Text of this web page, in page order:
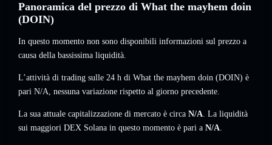
Panoramica del prezzo di What the mayhem doin
(DOIN)
In questo momento non sono disponibili informazioni sul prezzo a
causa della bassissima liquidità.
L’attività di trading sulle 24 h di What the mayhem doin (DOIN) è
pari N/A, nessuna variazione rispetto al giorno precedente.
La sua attuale capitalizzazione di mercato è circa N/A. La liquidità
sui maggiori DEX Solana in questo momento è pari a N/A.